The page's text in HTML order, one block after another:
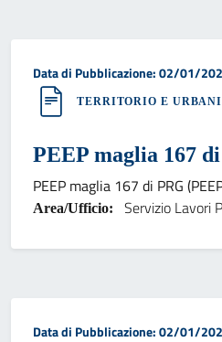
Data di pubblicazione:
Data di Pubblicazione: 02/01/
TERRITORIO E
PEEP maglia 167
PEEP maglia 167 di PRG
Area/Ufficio: Servizio Lavori
Data di pubblicazione:
Data di Pubblicazione: 02/01/